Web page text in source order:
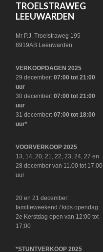
TROELSTRAWEG
LEEUWARDEN
Mr P.J. Troelstraweg 195
8919AB Leeuwarden
VERKOOPDAGEN 2025
29 december:07:00 tot 21:00
uur
30 december:07:00 tot 21:00
uur
31 december:07:00 tot 18:00
uur*
VOORVERKOOP 2025
13, 14, 20, 21, 22, 23, 24, 27 en
28 december van 11.00 tot 17.00
uur
20 en 21 december:
familieweekend / kids opendag
2e Kerstdag open van 12:00 tot
17:00
*STUNTVERKOOP 2025